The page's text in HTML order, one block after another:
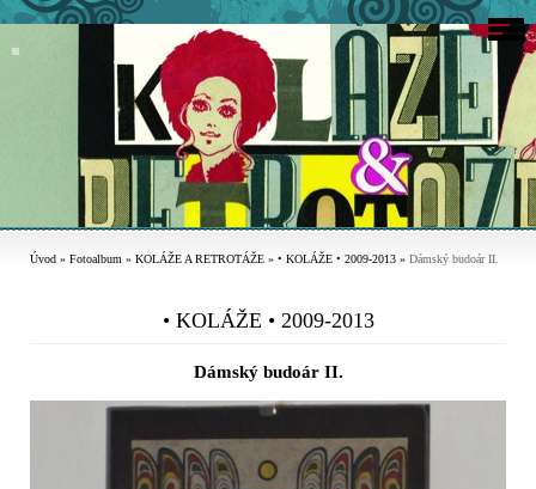
Úvod » Fotoalbum » KOLÁŽE A RETROTÁŽE » • KOLÁŽE • 2009-2013 » Dámský budoár II.
• KOLÁŽE • 2009-2013
Dámský budoár II.